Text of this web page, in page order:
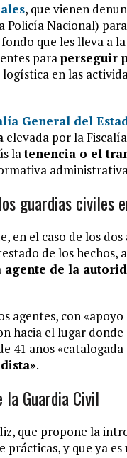
, que vienen
Policía Nacional)
que les lleva a la
paraperseguir
en las
General del
elevada por la
latenencia o el
guardias civiles
en el caso de los
de los hechos,
de la
agentes, con
hacia el lugar
41 años
.
la Guardia Civil
que propone la
prácticas, y que ya es